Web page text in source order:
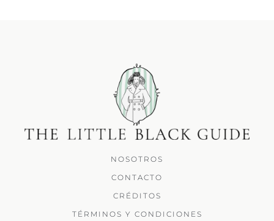
NOSOTROS
CONTACTO
CRÉDITOS
TÉRMINOS Y CONDICIONES